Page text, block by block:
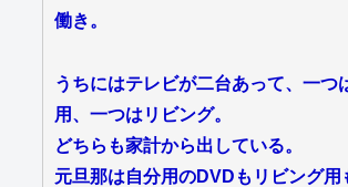
働き。
うちにはテレビが二台あって、一つ
用、一つはリビング。
どちらも家計から出している。
元旦那は自分用のDVDもリビング用